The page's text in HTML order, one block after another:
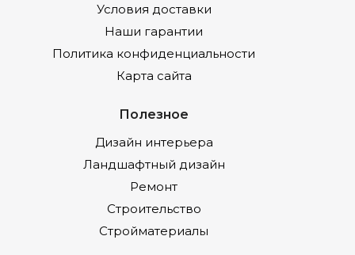
Условия доставки
Наши гарантии
Политика конфиденциальности
Карта сайта
Полезное
Дизайн интерьера
Ландшафтный дизайн
Ремонт
Строительство
Стройматериалы